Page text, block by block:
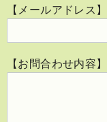
【メールアドレス】
【お問合わせ内容】